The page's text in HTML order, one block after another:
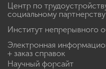
Центр по
социальному партнерству
Институт непрерывного
Электронная
+ заказ справок
Научный форсайт